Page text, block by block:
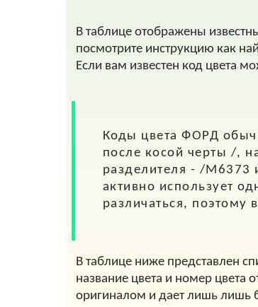
В таблице отображены
посмотрите инструкцию как
Если вам известен код цвета
Коды цветаФОРД
после косой черты /,
разделителя - /M6373
активно использует
различаться, поэтому
В таблице ниже представлен
название цвета и номер цвета
оригиналом и дает лишь лишь